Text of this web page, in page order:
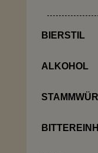
BIERSTIL
ALKOHOL